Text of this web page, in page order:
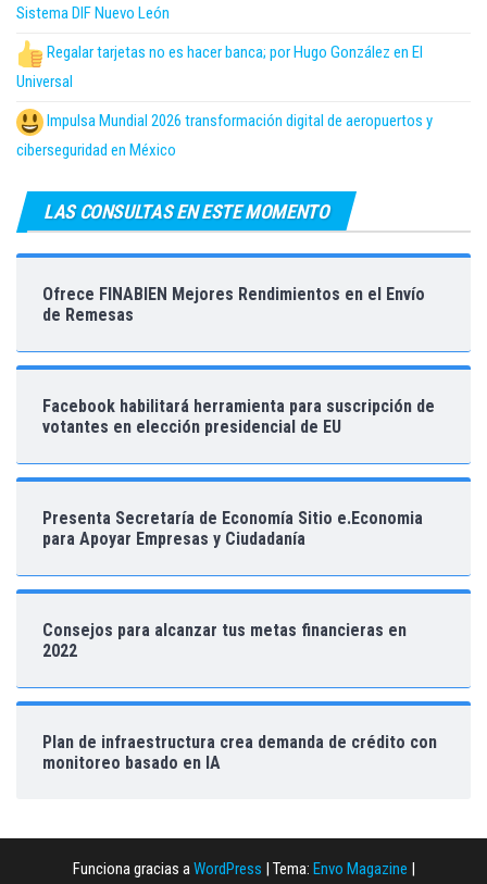
Sistema DIF Nuevo León
Regalar tarjetas no es hacer banca; por Hugo González en El
Universal
Impulsa Mundial 2026 transformación digital de aeropuertos y
ciberseguridad en México
LAS CONSULTAS EN ESTE MOMENTO
Ofrece FINABIEN Mejores Rendimientos en el Envío
de Remesas
Facebook habilitará herramienta para suscripción de
votantes en elección presidencial de EU
Presenta Secretaría de Economía Sitio e.Economia
para Apoyar Empresas y Ciudadanía
Consejos para alcanzar tus metas financieras en
2022
Plan de infraestructura crea demanda de crédito con
monitoreo basado en IA
Funciona gracias aWordPress Tema: Envo Magazine